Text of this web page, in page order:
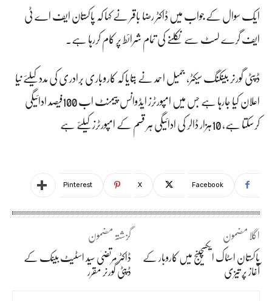
ایک سوال کے جواب میں ڈاکٹر رضا باقر نے کہا کہ پاکستان ایف اے ٹی
ایف گرے لسٹ سے نکلنے کی تمام شرائط پر کام کررہا ہے۔
ڈپٹی گورنر بینکنگ سیکٹر، جمیل احمد نے بتایا کہ کاروباری برادری کی مدد کیلئے نیا
اعلان کیا جارہا ہے جس میں امپورٹرز ایڈوانس پیمنٹ اب 100فیصد ادائیگی
کرسکتا ہے، 10ہزار ڈالر کی ادائیگی ہر قسم کے امپورٹرز کیلئے ہے
Facebook
X
Pinterest
گزشتہ مضمون
ڈاکٹر مرتضیٰ سید اسٹیٹ بینک کے
ڈپٹی گورنر مقرر
اگلا مضمون
پاکستان اسٹاک ایکسچینج میں کاروبار کے
آغاز پر تیزی